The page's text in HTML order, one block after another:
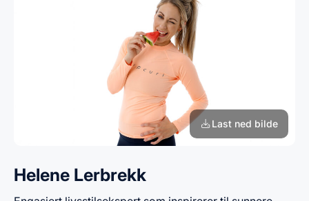
Last ned bilde
Helene Lerbrekk